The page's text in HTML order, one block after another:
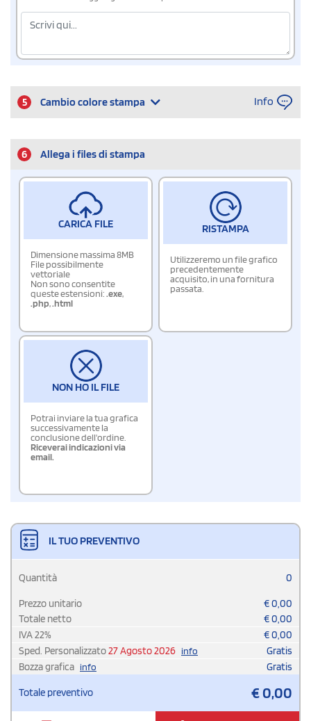
5 Cambio colore stampa Info
6 Allega i files di stampa
CARICA FILE
Dimensione massima 8MB
File possibilmente
vettoriale
Non sono consentite
queste estensioni:.exe,
.php,.html
RISTAMPA
Utilizzeremo un file grafico
precedentemente
acquisito, in una fornitura
passata.
NON HO IL FILE
Potrai inviare la tua grafica
successivamente la
conclusione dell'ordine.
Riceverai indicazioni via
email.
IL TUO PREVENTIVO
Quantità 0
Prezzo unitario €0,00
Totale netto
€0,00
IVA22% €0,00
Sped. Personalizzato27 Agosto 2026 info
Gratis
Bozza grafica info Gratis
Totale preventivo €0,00